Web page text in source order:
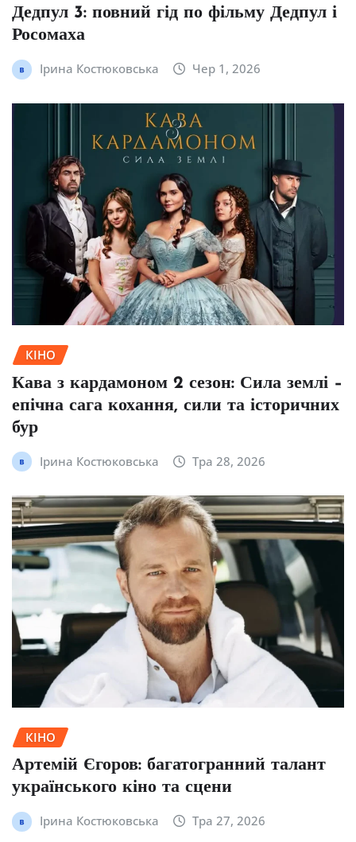
Дедпул 3: повний гід по фільму Дедпул і
Росомаха
Ірина Костюковська Чер 1, 2026
КІНО
Кава з кардамоном 2 сезон: Сила землі –
епічна сага кохання, сили та історичних
бур
Ірина Костюковська Тра 28, 2026
КІНО
Артемій Єгоров: багатогранний талант
українського кіно та сцени
Ірина Костюковська Тра 27, 2026